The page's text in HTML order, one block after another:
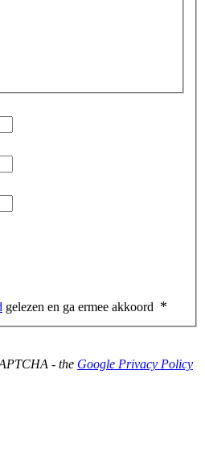
gelezen en ga ermee akkoord
- the Google Privacy Policy